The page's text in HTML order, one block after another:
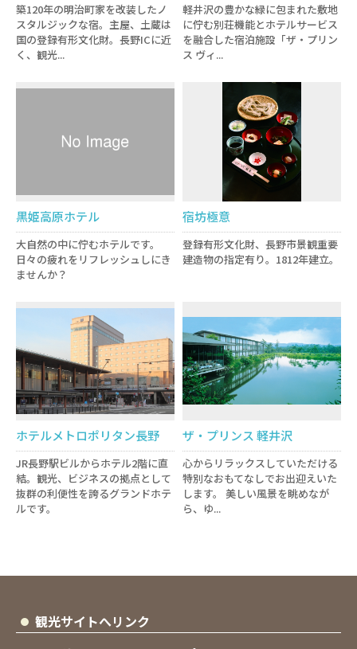
築120年の明治町家を改装したノ
スタルジックな宿。主屋、土蔵は
国の登録有形文化財。長野ICに近
く、観光...
軽井沢の豊かな緑に包まれた敷地
に佇む別荘機能とホテルサービス
を融合した宿泊施設「ザ・プリン
ス ヴィ...
黒姫高原ホテル
大自然の中に佇むホテルです。
日々の疲れをリフレッシュしにき
ませんか？
宿坊極意
登録有形文化財、長野市景観重要
建造物の指定有り。1812年建立。
ホテルメトロポリタン長野
JR長野駅ビルからホテル2階に直
結。観光、ビジネスの拠点として
抜群の利便性を誇るグランドホテ
ルです。
ザ・プリンス 軽井沢
心からリラックスしていただける
特別なおもてなしでお出迎えいた
します。 美しい風景を眺めなが
ら、ゆ...
観光サイトへリンク